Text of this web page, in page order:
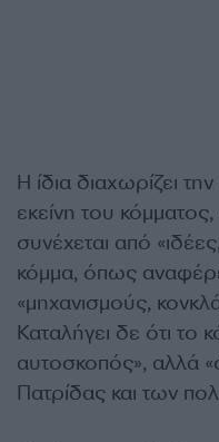
Η ίδια διαχωρίζει
εκείνη του
συνέχεται από
κόμμα, όπως
«μηχανισμούς,
Καταλήγει δε ότι το
αυτοσκοπός», αλλά
Πατρίδας και των